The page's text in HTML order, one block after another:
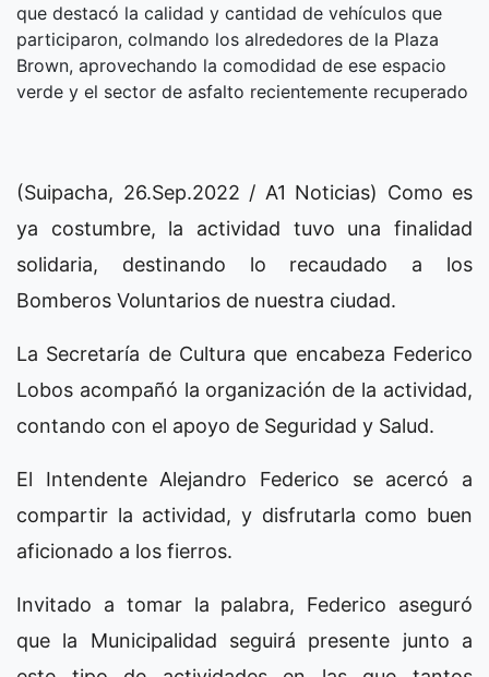
que destacó la calidad y cantidad de vehículos que
participaron, colmando los alrededores de la Plaza
Brown, aprovechando la comodidad de ese espacio
verde y el sector de asfalto recientemente recuperado
(Suipacha, 26.Sep.2022 / A1 Noticias) Como es
ya costumbre, la actividad tuvo una finalidad
solidaria, destinando lo recaudado a los
Bomberos Voluntarios de nuestra ciudad.
La Secretaría de Cultura que encabeza Federico
Lobos acompañó la organización de la actividad,
contando con el apoyo de Seguridad y Salud.
El Intendente Alejandro Federico se acercó a
compartir la actividad, y disfrutarla como buen
aficionado a los fierros.
Invitado a tomar la palabra, Federico aseguró
que la Municipalidad seguirá presente junto a